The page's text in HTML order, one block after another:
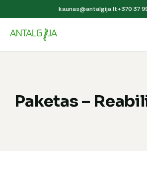
kaunas@antalgija.lt+370 37
Paketas –